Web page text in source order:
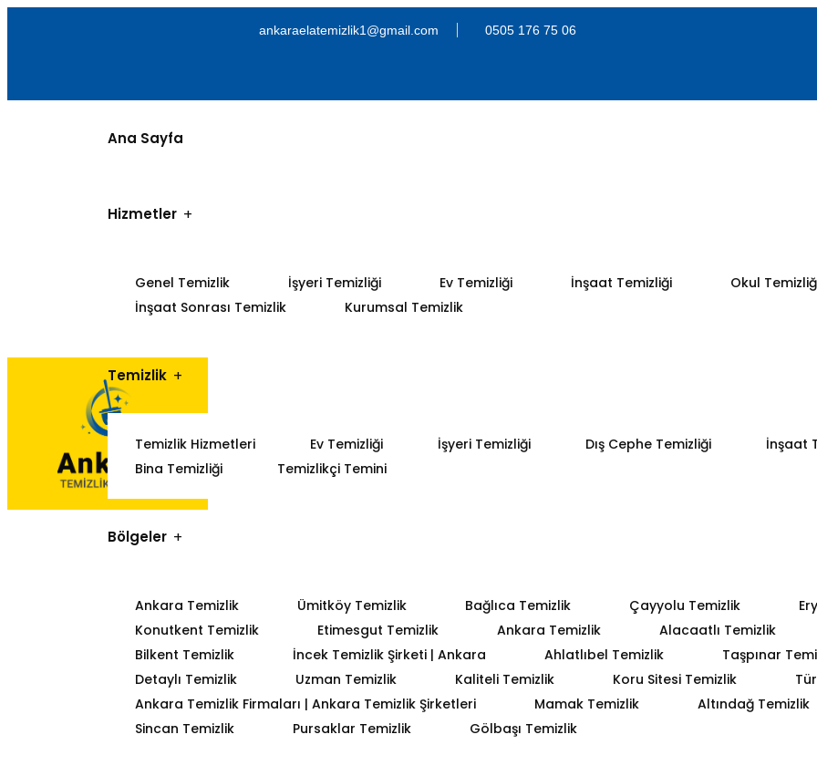
ankaraelatemizlik1@gmail.com 0505 176 75 06
Ana Sayfa
Hizmetler
Genel Temizlik İşyeri Temizliği Ev Temizliği İnşaat Temizliği
Okul
İnşaat Sonrası Temizlik
Kurumsal Temizlik
Temizlik
Temizlik Hizmetleri Ev Temizliği İşyeri Temizliği Dış Cephe Temizliği
İnşaat
Bina Temizliği
Temizlikçi Temini
Bölgeler
Ankara Temizlik Ümitköy Temizlik Bağlıca Temizlik Çayyolu Temizlik
Konutkent Temizlik
Etimesgut Temizlik Ankara Temizlik
Alacaatlı Temizlik
Bilkent Temizlik
İncek Temizlik Şirketi | Ankara Ahlatlıbel Temizlik
Taşpınar
Detaylı Temizlik
Uzman Temizlik Kaliteli Temizlik Koru Sitesi Temizlik
Ankara Temizlik Firmaları | Ankara Temizlik Şirketleri
Mamak Temizlik
Altındağ Temizlik
Sincan Temizlik
Pursaklar Temizlik Gölbaşı Temizlik